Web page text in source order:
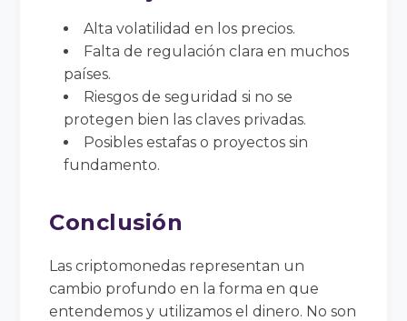
Alta volatilidad en los precios.
Falta de regulación clara en muchos
países.
Riesgos de seguridad si no se
protegen bien las claves privadas.
Posibles estafas o proyectos sin
fundamento.
Conclusión
Las criptomonedas representan un
cambio profundo en la forma en que
entendemos y utilizamos el dinero. No son